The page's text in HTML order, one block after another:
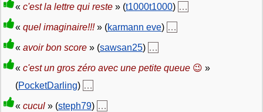
« c'est la lettre qui reste » (t1000t1000) …
« quel imaginaire!!!» (karmann eve) …
« avoir bon score » (sawsan25) …
« c'est un gros zéro avec une petite queue 😉 »
(PocketDarling) …
« cucul » (steph79) …